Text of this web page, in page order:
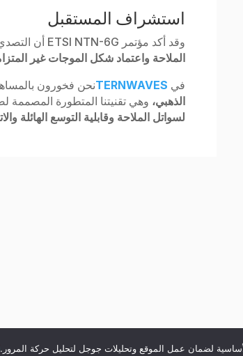
استشراف المستقبل
وقد أكد مؤتمر ETSI NTN-6G أن التصدي لهذين التحديين -
الملاحة واعتماد شكل الموجات غير
في TERNWAVESنحن فخورون
الذهبي، وهي تقنيتنا المتطورة المصممة
لسواتل الملاحة وقابلية التوسع الهائلة
لضمان عمل الموقع وتحليلات جوجل لتحليل حركة المرور.